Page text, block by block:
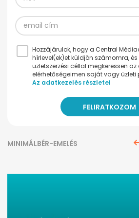
Hozzájárulok, hogy a Central
hírlevel(ek)et küldjön számomra, és
üzletszerzési céllal megkeressen
elérhetőségeimen saját vagy
Az adatkezelés részletei
MINIMÁLBÉR-EMELÉS